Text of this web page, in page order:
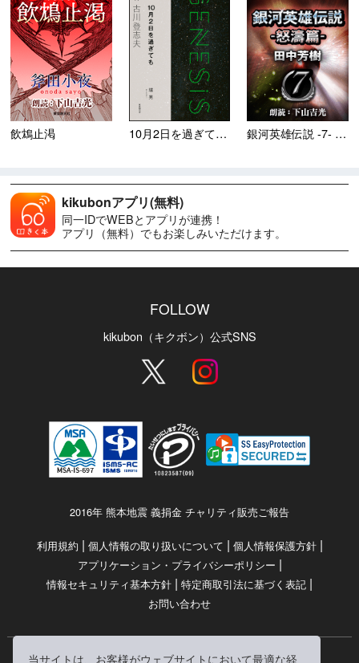
当サイトは、お客様がウェブサイトにおいて最適な経
飲鴆止渇 10月2日を過ぎても ＜Ｇｅ... 銀河英雄伝説 -7- 怒濤篇
kikubonアプリ(無料)
同一IDでWEBとアプリが連携！
アプリ（無料）でもお楽しみいただけます。
FOLLOW
kikubon（キクボン）公式SNS
2016年 熊本地震 義捐金 チャリティ販売ご報告
利用規約 | 個人情報の取り扱いについて | 個人情報保護方針|
アプリケーション・プライバシーポリシー |
情報セキュリティ基本方針 | 特定商取引法に基づく表記 |
お問い合わせ